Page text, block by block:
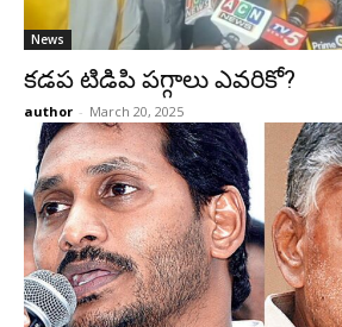
News
కడప టిడిపి పగ్గాలు ఎవరికో?
author - March 20, 2025